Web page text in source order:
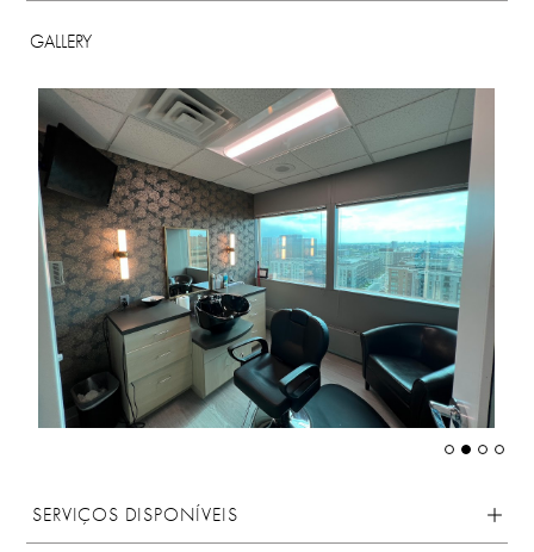
GALLERY
SERVIÇOS DISPONÍVEIS